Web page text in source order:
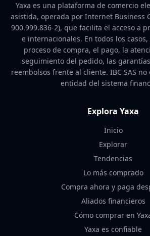
Yaxa es una plataforma de comercio
asistida, operada por Internet Business
900.999.836-2), que facilita el acceso a
e internacionales. En todos los casos,
proceso de compra, el pago, la
seguimiento del pedido, las
reembolsos frente al cliente. IBC SAS
entidad del sistema
Explora Yaxa
Inicio
Explorar
Tendencias
Lo más comprado
Compra ahora y paga
Aliados financieros
Cómo comprar en
Yaxa es confiable